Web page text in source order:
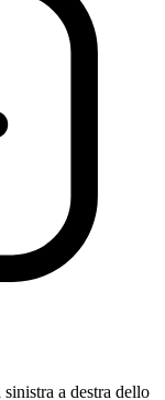
a destra dello